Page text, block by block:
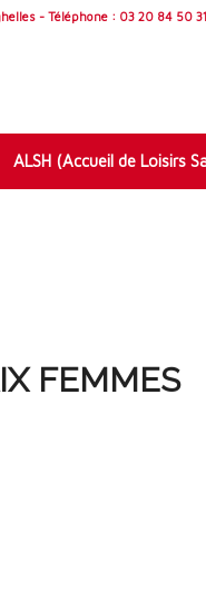
- Téléphone : 03 20 84 50
ALSH (Accueil de Loisirs
FEMMES